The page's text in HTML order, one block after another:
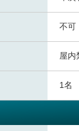
不可
屋内
1名